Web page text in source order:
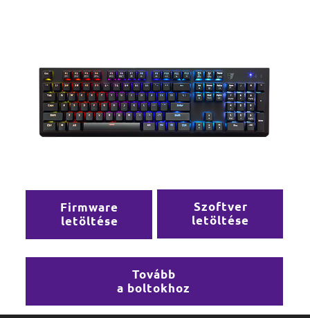
Firmware
letöltése
Szoftver
letöltése
Tovább
a boltokhoz